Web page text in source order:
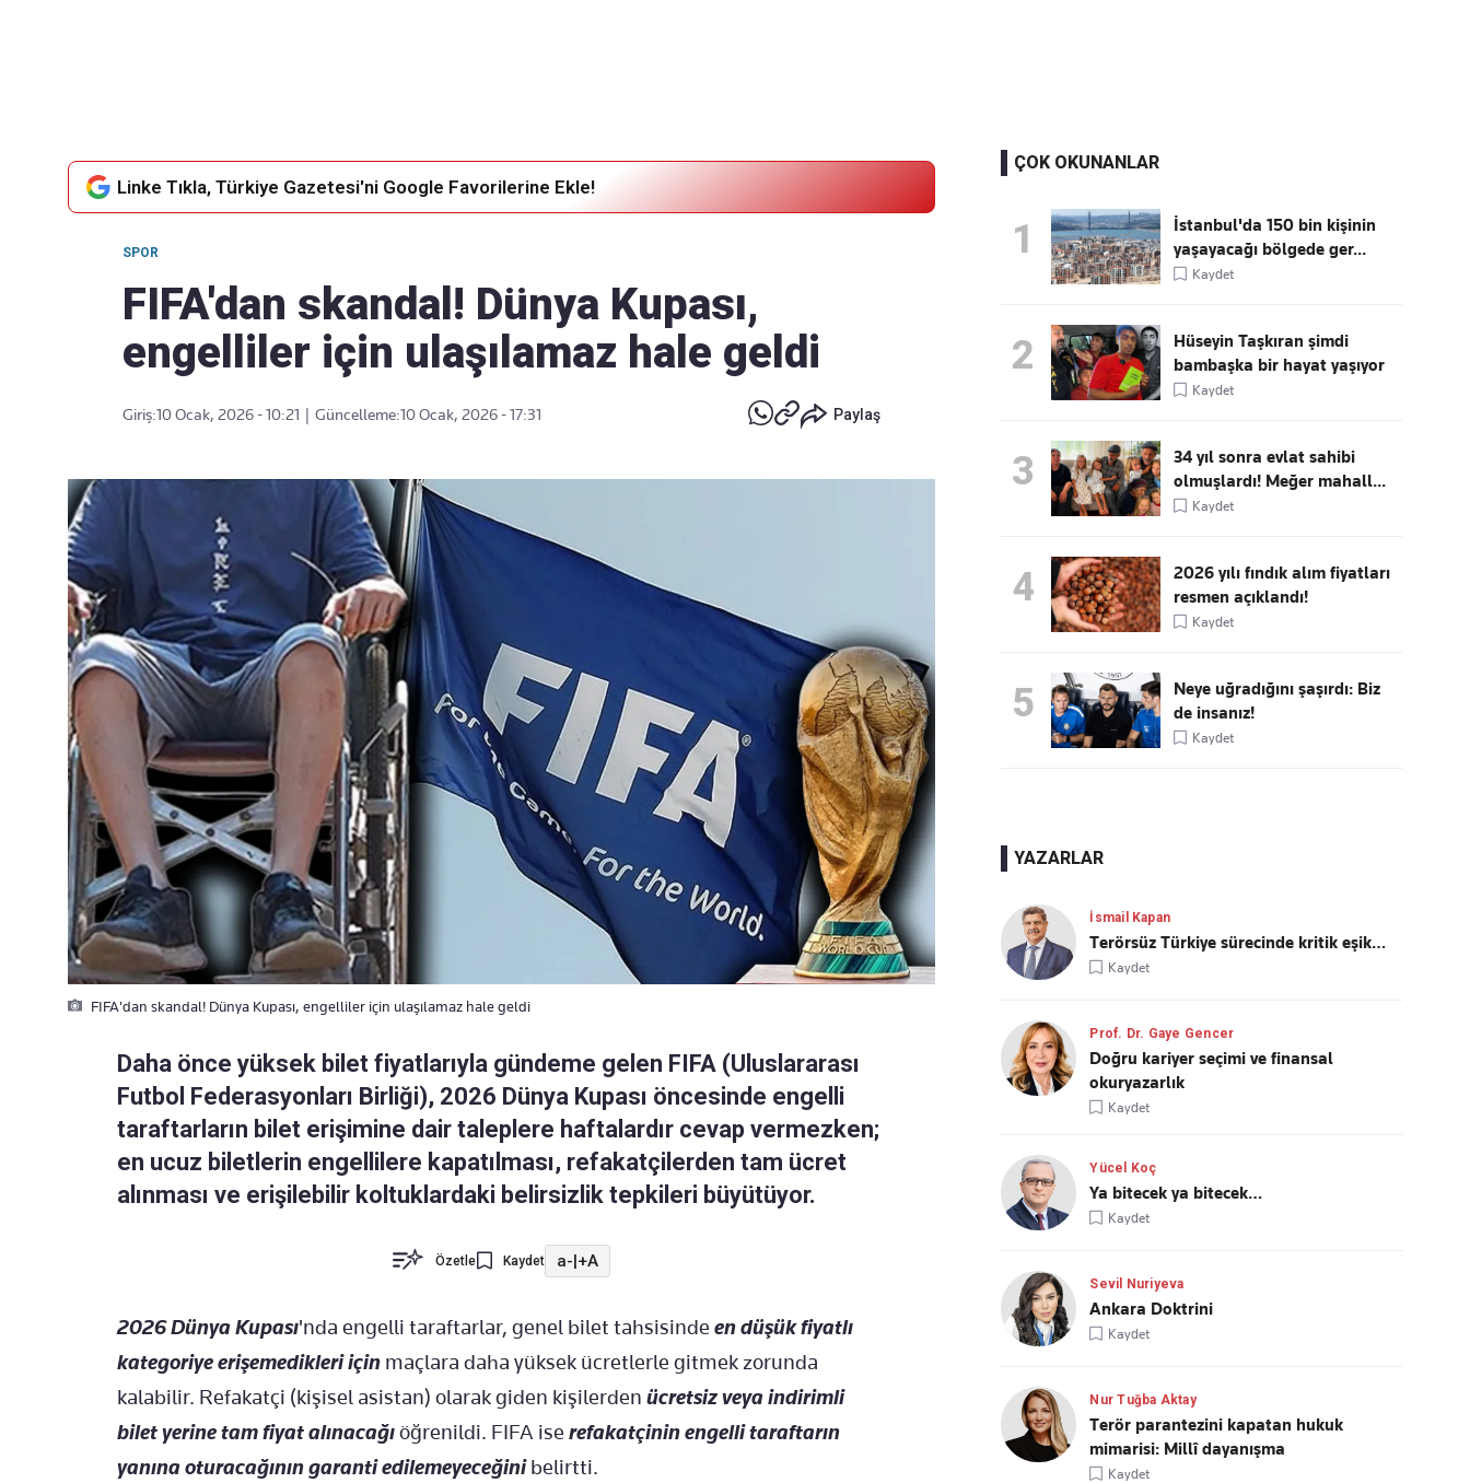
Linke Tıkla, Türkiye Gazetesi'ni Google Favorilerine Ekle!
SPOR
FIFA'dan skandal! Dünya Kupası,
engelliler için ulaşılamaz hale geldi
Giriş:10 Ocak, 2026 - 10:21 Güncelleme:10 Ocak, 2026 - 17:31 Paylaş
FIFA'dan skandal! Dünya Kupası, engelliler için ulaşılamaz hale geldi
Daha önce yüksek bilet fiyatlarıyla gündeme gelen FIFA (Uluslararası
Futbol Federasyonları Birliği), 2026 Dünya Kupası öncesinde engelli
taraftarların bilet erişimine dair taleplere haftalardır cevap vermezken;
en ucuz biletlerin engellilere kapatılması, refakatçilerden tam ücret
alınması ve erişilebilir koltuklardaki belirsizlik tepkileri büyütüyor.
Özetle Kaydet a-|+A
2026 Dünya Kupası'nda engelli taraftarlar, genel bilet tahsisinde en düşük fiyatlı
kategoriye erişemedikleri için maçlara daha yüksek ücretlerle gitmek zorunda
kalabilir. Refakatçi (kişisel asistan) olarak giden kişilerden ücretsiz veya indirimli
bilet yerine tam fiyat alınacağıöğrenildi. FIFA ise refakatçinin engelli taraftarın
yanına oturacağının garanti edilemeyeceğinibelirtti.
ÇOK OKUNANLAR
1
İstanbul'da 150 bin kişinin
yaşayacağı bölgede ger...
Kaydet
2
Hüseyin Taşkıran şimdi
bambaşka bir hayat yaşıyor
Kaydet
3
34 yıl sonra evlat sahibi
olmuşlardı! Meğer mahall...
Kaydet
4
2026 yılı fındık alım fiyatları
resmen açıklandı!
Kaydet
5
Neye uğradığını şaşırdı: Biz
de insanız!
Kaydet
YAZARLAR
İsmail Kapan
Terörsüz Türkiye sürecinde kritik eşik…
Kaydet
Prof. Dr. Gaye Gencer
Doğru kariyer seçimi ve finansal
okuryazarlık
Kaydet
Yücel Koç
Ya bitecek ya bitecek…
Kaydet
Sevil Nuriyeva
Ankara Doktrini
Kaydet
Nur Tuğba Aktay
Terör parantezini kapatan hukuk
mimarisi: Millî dayanışma
Kaydet